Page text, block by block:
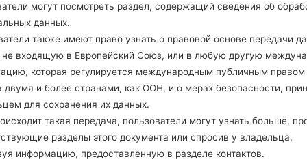
SM-
Samsung
ОС
могут посмотреть раздел, содержащий сведения об
данных.
также имеют право узнать о правовой основе передачи
не входящую в Европейский Союз, или в любую другую
которая регулируется международным публичным правом
двумя и более странами, как ООН, и о мерах безопасности,
для сохранения их данных.
такая передача, пользователи могут узнать больше,
разделы этого документа или спросив у владельца,
информацию, предоставленную в разделе контактов.